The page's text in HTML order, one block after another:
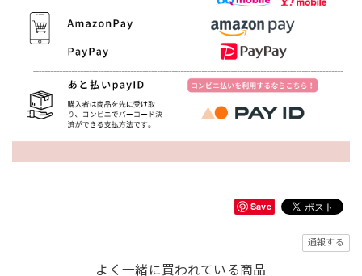
Save
通報する
よく一緒に買われている商品